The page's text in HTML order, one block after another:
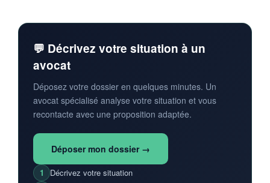
💬 Décrivez votre situation à un
avocat
Déposez votre dossier en quelques minutes. Un
avocat spécialisé analyse votre situation et vous
recontacte avec une proposition adaptée.
Déposer mon dossier →
1
Décrivez votre situation